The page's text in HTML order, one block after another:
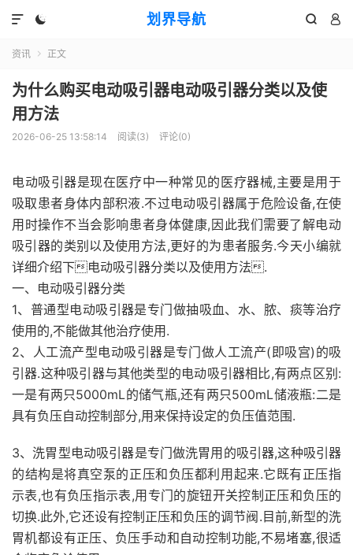
划界导航
  

资讯  正文
为什么购买电动吸引器电动吸引器分类以及使
用方法
2026-06-25 13:58:14 阅读(3) 评论(0)
电动吸引器是现在医疗中一种常见的医疗器械,主要是用于
吸取患者身体内部积液.不过电动吸引器属于危险设备,在使
用时操作不当会影响患者身体健康,因此我们需要了解电动
吸引器的类别以及使用方法,更好的为患者服务.今天小编就
详细介绍下电动吸引器分类以及使用方法.
一、电动吸引器分类
1、普通型电动吸引器是专门做抽吸血、水、脓、痰等治疗
使用的,不能做其他治疗使用.
2、人工流产型电动吸引器是专门做人工流产(即吸宫)的吸
引器.这种吸引器与其他类型的电动吸引器相比,有两点区别:
一是有两只5000mL的储气瓶,还有两只500mL储液瓶:二是
具有负压自动控制部分,用来保持设定的负压值范围.
3、洗胃型电动吸引器是专门做洗胃用的吸引器,这种吸引器
的结构是将真空泵的正压和负压都利用起来.它既有正压指
示表,也有负压指示表,用专门的旋钮开关控制正压和负压的
切换.此外,它还设有控制正压和负压的调节阀.目前,新型的洗
胃机都设有正压、负压手动和自动控制功能,不易堵塞,很适